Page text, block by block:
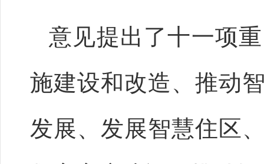
意见提出了十一项
施建设和改造、推动
发展、发展智慧住区